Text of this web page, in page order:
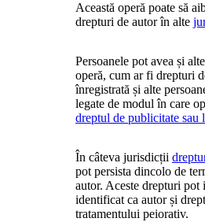
Această operă poate să
drepturi de autor în alte
Persoanele pot avea și
operă, cum ar fi drepturi
înregistrată și alte
legate de modul în care
dreptul de publicitate sau
În câteva jurisdicții
pot persista dincolo de
autor. Aceste drepturi
identificat ca autor și
tratamentului peiorativ.